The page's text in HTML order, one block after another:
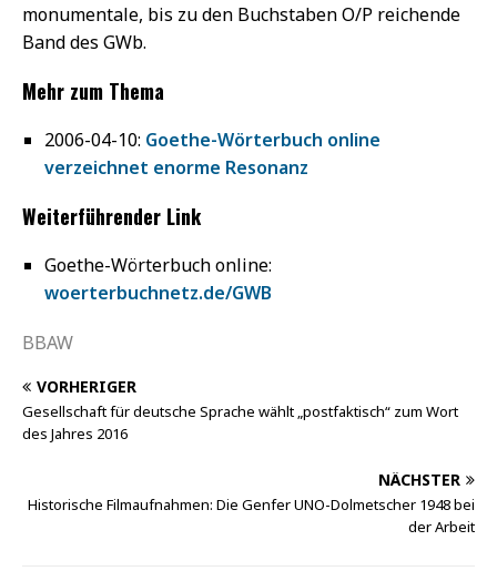
monumentale, bis zu den Buchstaben O/P reichende
Band des GWb.
Mehr zum Thema
2006-04-10: Goethe-Wörterbuch online
verzeichnet enorme Resonanz
Weiterführender Link
Goethe-Wörterbuch online:
woerterbuchnetz.de/GWB
BBAW
VORHERIGER
Gesellschaft für deutsche Sprache wählt „postfaktisch“ zum Wort
des Jahres 2016
NÄCHSTER
Historische Filmaufnahmen: Die Genfer UNO-Dolmetscher 1948 bei
der Arbeit